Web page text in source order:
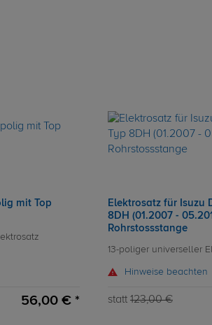
mit Top
56,00 € *
Elektrosatz für Isuzu
8DH (01.2007 -
Rohrstossstange
13-poliger universeller
Hinweise beachten
statt 123,00 €